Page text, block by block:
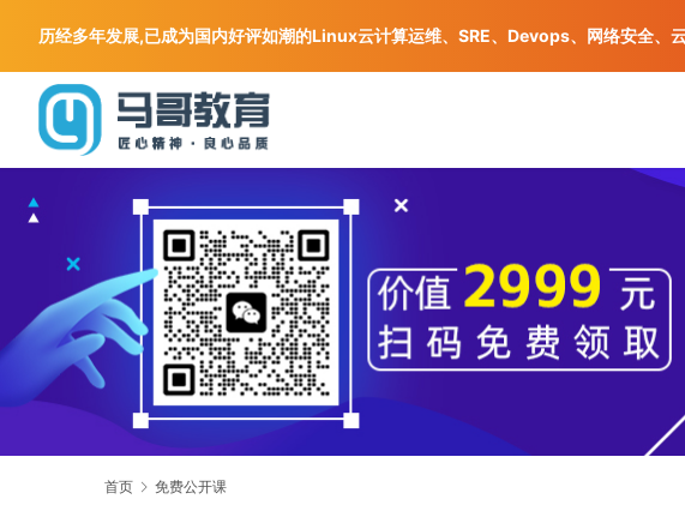
首页 免费公开课
历经多年发展,已成为国内好评如潮的Linux云计算运维、SRE、Devops、网络安全、